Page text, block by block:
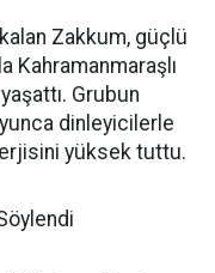
Zakkum, güçlü
Kahramanmaraşlı
Grubun
dinleyicilerle
yüksek tuttu.